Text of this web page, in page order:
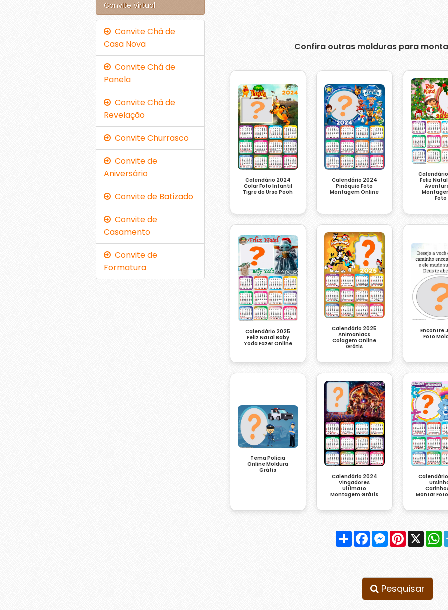
Confira outras molduras para
Calendário 2024
Colar Foto Infantil
Tigre do Urso Pooh
Calendário 2024
Pinóquio Foto
Montagem Online
Feliz
Foto
Calendário 2025
Feliz Natal Baby
Yoda Fazer Online
Calendário 2025
Animaniacs
Colagem Online
Grátis
Encontre
Foto
Tema Polícia
Online Moldura
Grátis
Calendário 2024
Vingadores
Ultimato
Montagem Grátis
Montar
Compartilhar
FacebookMessenger
Pinterest
X
Pesquisar
Convite Virtual
Convite Chá de
Casa Nova
Convite Chá de
Panela
Convite Chá de
Revelação
Convite Churrasco
Convite de
Aniversário
Convite de Batizado
Convite de
Casamento
Convite de
Formatura